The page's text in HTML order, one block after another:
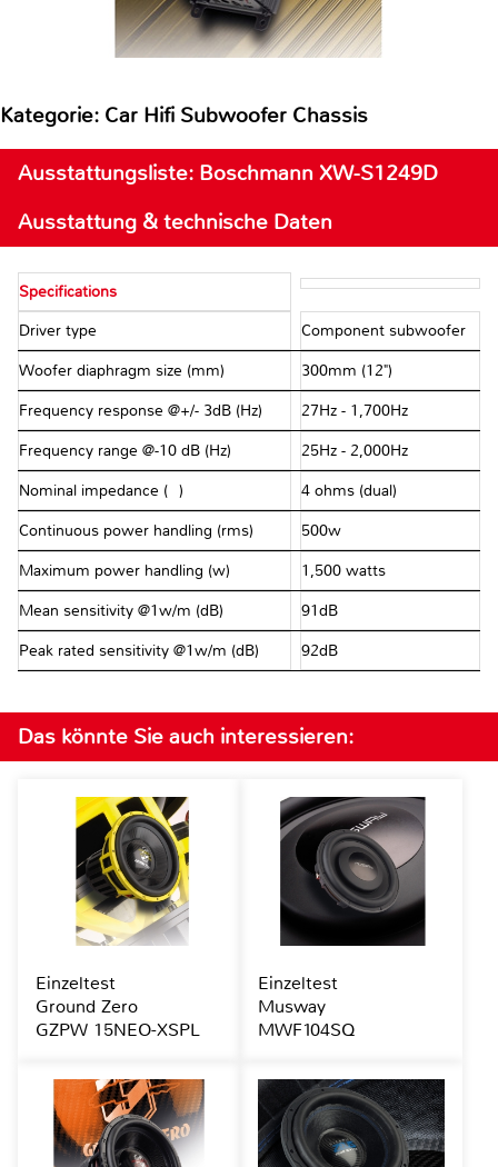
Kategorie: Car Hifi Subwoofer Chassis
Ausstattungsliste: Boschmann XW-S1249D
Ausstattung & technische Daten
Specifications
Driver type Component subwoofer
Woofer diaphragm size (mm) 300mm (12")
Frequency response @+/- 3dB (Hz) 27Hz - 1,700Hz
Frequency range @-10 dB (Hz) 25Hz - 2,000Hz
Nominal impedance (Ω) 4 ohms (dual)
Continuous power handling (rms) 500w
Maximum power handling (w) 1,500 watts
Mean sensitivity @1w/m (dB) 91dB
Peak rated sensitivity @1w/m (dB) 92dB
Das könnte Sie auch interessieren:
Einzeltest
Ground Zero
GZPW 15NEO-XSPL
Einzeltest
Musway
MWF104SQ